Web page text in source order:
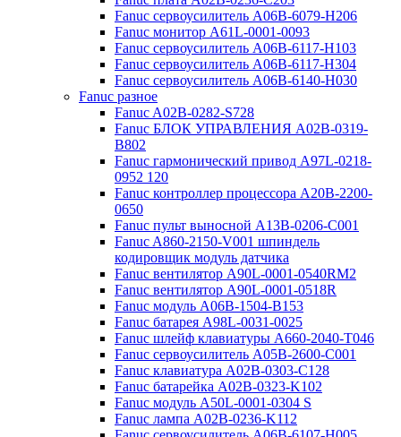
Fanuc сервоусилитель A06B-6079-H206
Fanuc монитор A61L-0001-0093
Fanuc сервоусилитель A06B-6117-H103
Fanuc сервоусилитель A06B-6117-H304
Fanuc сервоусилитель A06B-6140-H030
Fanuc разное
Fanuc A02B-0282-S728
Fanuc БЛОК УПРАВЛЕНИЯ A02B-0319-
B802
Fanuc гармонический привод A97L-0218-
0952 120
Fanuc контроллер процессора A20B-2200-
0650
Fanuc пульт выносной A13B-0206-C001
Fanuc A860-2150-V001 шпиндель
кодировщик модуль датчика
Fanuc вентилятор A90L-0001-0540RM2
Fanuc вентилятор A90L-0001-0518R
Fanuc модуль A06B-1504-B153
Fanuc батарея A98L-0031-0025
Fanuc шлейф клавиатуры A660-2040-T046
Fanuc сервоусилитель A05B-2600-C001
Fanuc клавиатура A02B-0303-C128
Fanuc батарейка A02B-0323-K102
Fanuc модуль A50L-0001-0304 S
Fanuc лампа A02B-0236-K112